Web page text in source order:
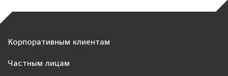
Корпоративным клиентам
Частным лицам